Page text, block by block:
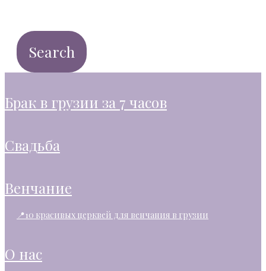
брак в грузии за 7 часов
свадьба
венчание
📍10 красивых церквей для венчания в грузии
о нас